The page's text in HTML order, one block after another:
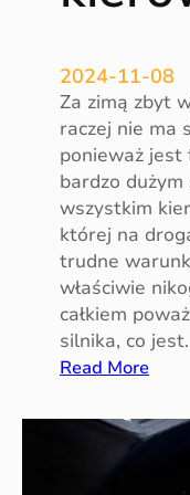
c
h
o
d
o
w
y
c
h
2024-11-08
Za zimą zbyt
raczej nie ma
ponieważ
bardzo
wszystkim
której na
trudne
właściwie
całkiem
silnika, co
Read More:
i
m